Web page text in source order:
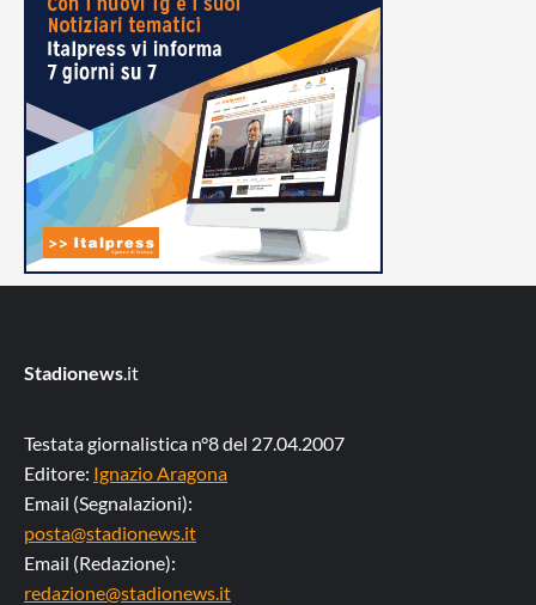
Stadionews.it
Testata giornalistica n°8 del 27.04.2007
Editore: Ignazio Aragona
Email (Segnalazioni):
posta@stadionews.it
Email (Redazione):
redazione@stadionews.it